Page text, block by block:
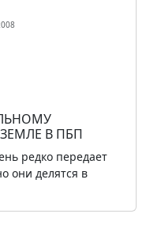
В ПБП
редко передает
они делятся в